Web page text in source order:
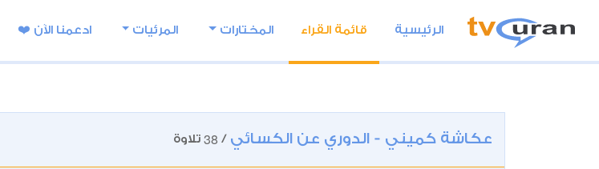
الرئيسية قائمة القراء المختارات المرئيات ادعمنا اﻵن ❤️
عكاشة كميني - الدوري عن الكسائي /
38 تلاوة